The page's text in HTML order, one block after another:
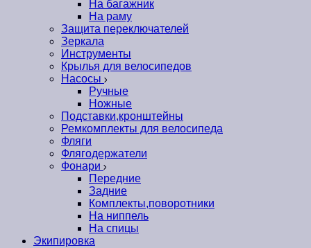
На багажник
На раму
Защита переключателей
Зеркала
Инструменты
Крылья для велосипедов
Насосы
Ручные
Ножные
Подставки,кронштейны
Ремкомплекты для велосипеда
Фляги
Флягодержатели
Фонари
Передние
Задние
Комплекты,поворотники
На ниппель
На спицы
Экипировка